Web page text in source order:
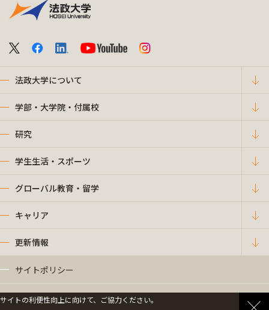
法政大学について
学部・大学院・付属校
研究
学生生活・スポーツ
グローバル教育・留学
キャリア
更新情報
サイトポリシー
プライバシーポリシー
サイトの利便性向上に向けて、ご協力ください。